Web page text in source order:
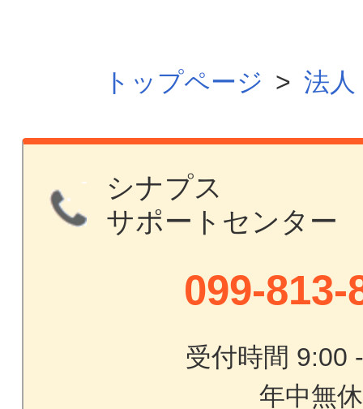
トップページ > 法人
シナプス
サポートセンター
099-813-
受付時間 9:00
年中無休